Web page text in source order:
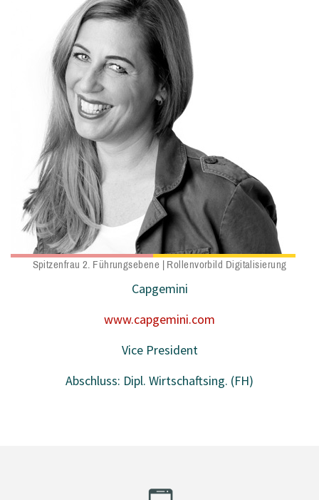
Spitzenfrau 2. Führungsebene | Rollenvorbild Digitalisierung
Capgemini
www.capgemini.com
Vice President
Abschluss: Dipl. Wirtschaftsing. (FH)